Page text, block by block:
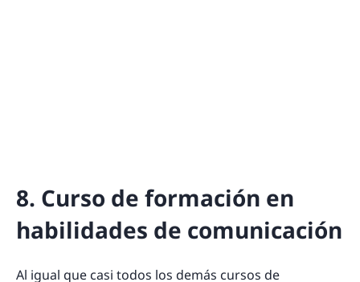
8. Curso de formación en
habilidades de comunicación
Al igual que casi todos los demás cursos de